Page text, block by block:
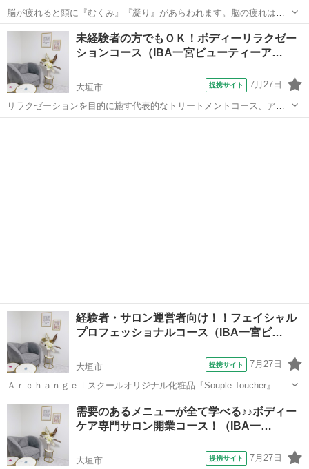
脳が疲れると頭に『むくみ』『凝り』があらわれます。脳の疲れは日
常のストレスが大きな原因となります。ストレス社会に生きる世代に
とって、脳をリラックスさせられるコースはセラピストにとって欠か
せない技術です。 単に、ヘッドスパとし...
岐阜 大垣市 エステ
未経験者の方でもＯＫ！ボディーリラクゼー
ションコース（IBA一宮ビューティーア…
大垣市 提携サイト 7月27日
リラクゼーションを目的に施す代表的なトリートメントコース、アロ
マトリートメントは日本人が好むバリ式で、また特徴の強い体質改善
経験者・サロン運営者向け！！フェイシャル
プロフェッショナルコース（IBA一宮ビ…
大垣市 提携サイト 7月27日
Ａｒｃｈａｎｇｅｌスクールオリジナル化粧品『Souple Toucher』そ
使用したラグジュアリーフェイシャルトリートメントコースのステッ
プアップの技術が学べ、サロンメニューの中で特別需要の高いコース
としてサロンのオリジナル...
岐阜 大垣市 エステ
需要のあるメニューが全て学べる♪♪ボディー
ケア専門サロン開業コース！（IBA一…
大垣市 提携サイト 7月27日